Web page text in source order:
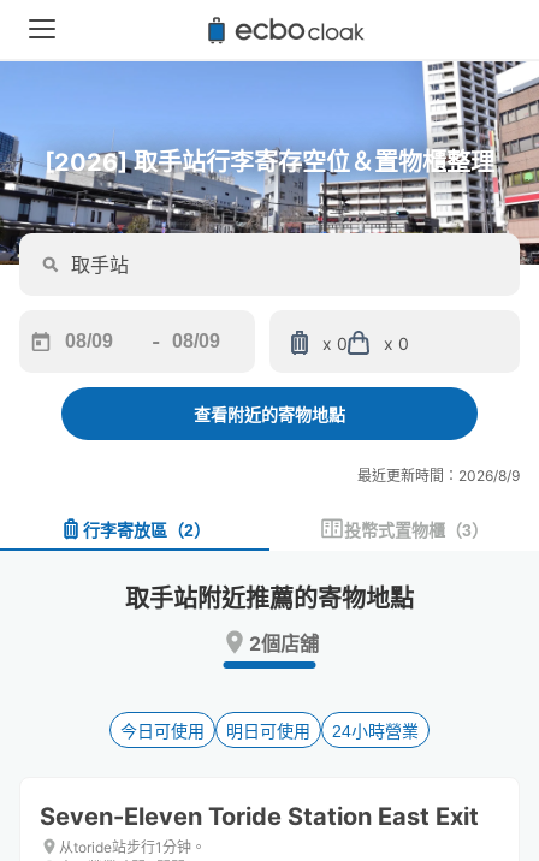
[2026] 取手站行李寄存空位＆置物櫃整理
forward
interact
and
keyboard
shortcuts
-
backward
interact
and
a
date.
key
to
keyboard
shortcuts
x 0 x 0
查看附近的寄物地點
最近更新時間：2026/8/9
行李寄放區 （2） 投幣式置物櫃 （3）
取手站附近推薦的寄物地點
2個店舖
今日可使用 明日可使用 24小時營業
Seven-Eleven Toride Station East Exit
从toride站步行1分钟。